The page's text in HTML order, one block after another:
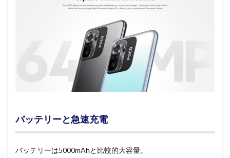
バッテリーと急速充電
バッテリーは5000mAhと比較的大容量。